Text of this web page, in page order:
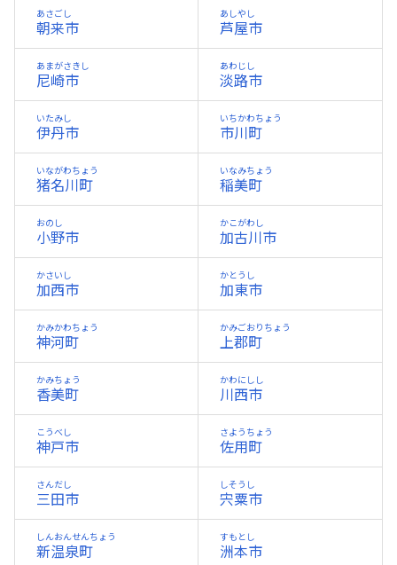
朝来市
あさごし
芦屋市
あしやし
尼崎市
あまがさきし
淡路市
あわじし
伊丹市
いたみし
市川町
いちかわちょう
猪名川町
いながわちょう
稲美町
いなみちょう
小野市
おのし
加古川市
かこがわし
加西市
かさいし
加東市
かとうし
神河町
かみかわちょう
上郡町
かみごおりちょう
香美町
かみちょう
川西市
かわにしし
神戸市
こうべし
佐用町
さようちょう
三田市
さんだし
宍粟市
しそうし
新温泉町
しんおんせんちょう
洲本市
すもとし